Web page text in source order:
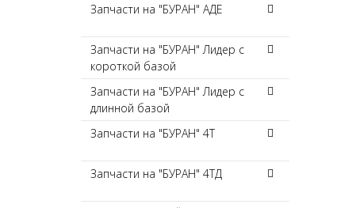
Запчасти на "БУРАН" АДЕ
Запчасти на "БУРАН" Лидер с
короткой базой
Запчасти на "БУРАН" Лидер с
длинной базой
Запчасти на "БУРАН" 4Т
Запчасти на "БУРАН" 4ТД